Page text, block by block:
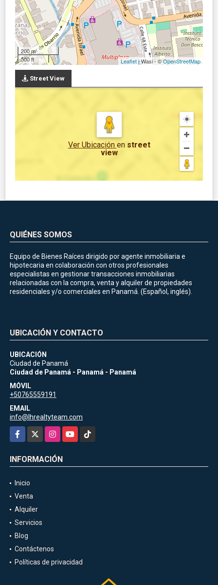
200 m
500 ft
Leaflet| Wasi - ©OpenStreetMap
Street View
Ver Ubicación en street
view
QUIÉNES SOMOS
Equipo de Bienes Raíces dirigido por agente inmobiliaria e
hipotecaria en colaboración con otros profesionales
especialistas en gestionar transacciones inmobiliarias
relacionadas con la compra, venta y alquiler de propiedades
residenciales y/o comerciales en Panamá. (Español, inglés).
UBICACIÓN Y CONTACTO
UBICACIÓN
Ciudad de Panamá
Ciudad de Panamá - Panamá - Panamá
MÓVIL
+50765559191
EMAIL
info@lhrealtyteam.com
Facebook
InstagramYouTubeTikTok
INFORMACIÓN
Inicio
Venta
Alquiler
Servicios
Blog
Contáctenos
Políticas de privacidad